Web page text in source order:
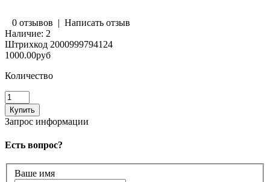
0 отзывов | Написать отзыв
Наличие: 2
Штрихкод 2000999794124
1000.00руб
Количество
Запрос информации
Есть вопрос?
Ваше имя